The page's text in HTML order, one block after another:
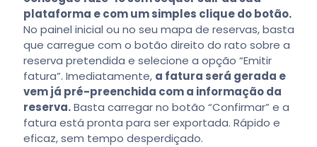
plataforma e com um simples clique do botão.
No painel inicial ou no seu mapa de reservas, basta
que carregue com o botão direito do rato sobre a
reserva pretendida e selecione a opção “Emitir
fatura”. Imediatamente, a fatura será gerada e
vem já pré-preenchida com a informação da
reserva.Basta carregar no botão “Confirmar” e a
fatura está pronta para ser exportada. Rápido e
eficaz, sem tempo desperdiçado.